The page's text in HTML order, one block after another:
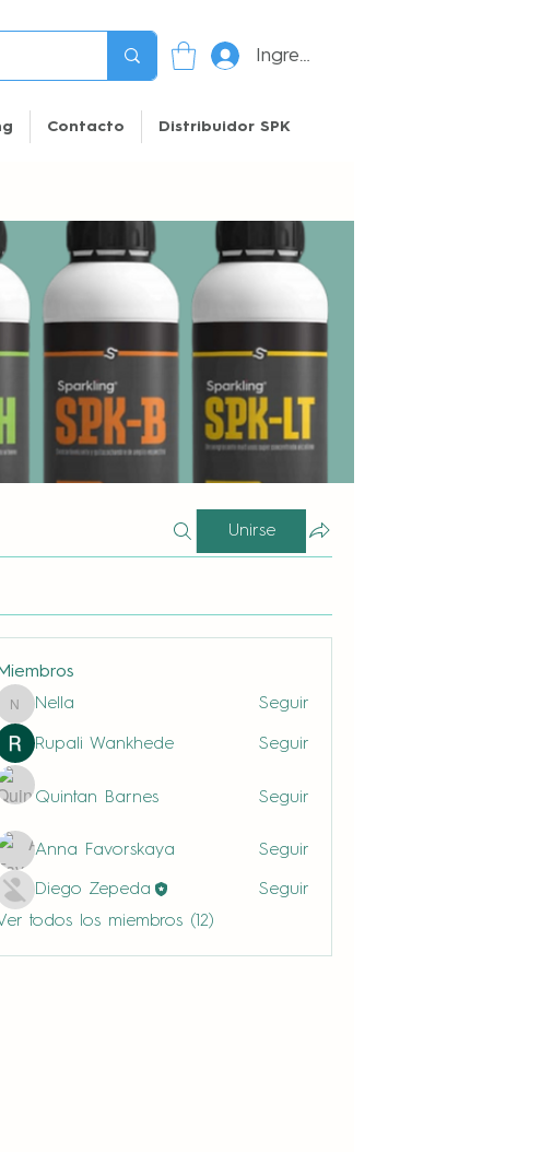
Ingresar
Contacto Distribuidor SPK
Unirse
Miembros
Nella
Nella Seguir
Rupali Wankhede Seguir
Quintan Barnes Seguir
Anna Favorskaya Seguir
Diego Zepeda
Seguir
todos los miembros (12)